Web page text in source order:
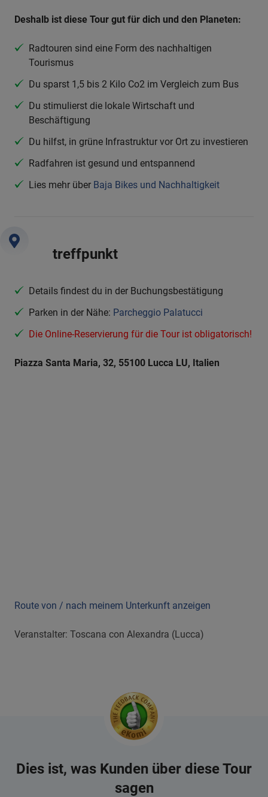
Deshalb ist diese Tour gut für dich und den Planeten:
Radtouren sind eine Form des nachhaltigen
Tourismus
Du sparst 1,5 bis 2 Kilo Co2 im Vergleich zum Bus
Du stimulierst die lokale Wirtschaft und
Beschäftigung
Du hilfst, in grüne Infrastruktur vor Ort zu investieren
Radfahren ist gesund und entspannend
Lies mehr über Baja Bikes und Nachhaltigkeit
treffpunkt
Details findest du in der Buchungsbestätigung
Parken in der Nähe: Parcheggio Palatucci
Die Online-Reservierung für die Tour ist obligatorisch!
Piazza Santa Maria, 32, 55100 Lucca LU, Italien
Route von / nach meinem Unterkunft anzeigen
Veranstalter: Toscana con Alexandra (Lucca)
Dies ist, was Kunden über diese Tour
sagen